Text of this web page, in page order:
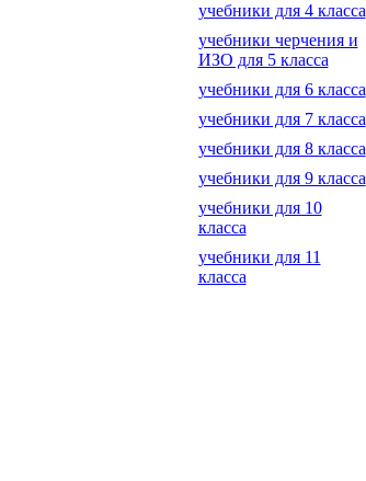
учебники для 4 класса
учебники черчения и
ИЗО для 5 класса
учебники для 6 класса
учебники для 7 класса
учебники для 8 класса
учебники для 9 класса
учебники для 10
класса
учебники для 11
класса